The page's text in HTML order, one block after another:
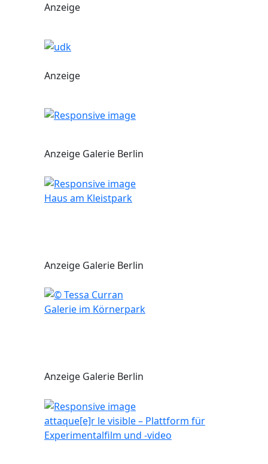
Anzeige
Anzeige
Anzeige Galerie Berlin
Haus am Kleistpark
Anzeige Galerie Berlin
Galerie im Körnerpark
Anzeige Galerie Berlin
attaque[e]r le visible – Plattform für
Experimentalfilm und -video